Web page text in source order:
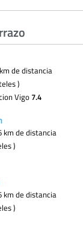
de distancia
)
Vigo 7.4
km de distancia
)
km de distancia
)